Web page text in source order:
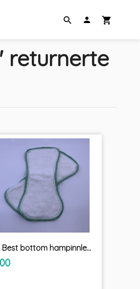
returnerte
2pk Best bottom hampinnlegg small tøybleier
inkl.
mva.